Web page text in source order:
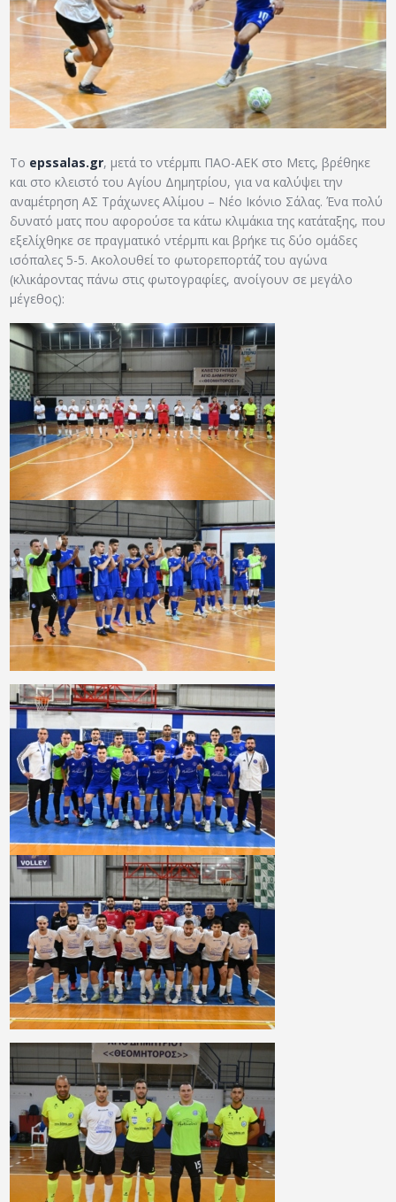
ΑΡΧΕΙΟ
ΕΠΙΚΟΙΝΩΝΙΑ
Το epssalas.gr, μετά το ντέρμπι ΠΑΟ-ΑΕΚ στο Μετς, βρέθηκε
και στο κλειστό του Αγίου Δημητρίου, για να καλύψει την
αναμέτρηση ΑΣ Τράχωνες Αλίμου – Νέο Ικόνιο Σάλας. Ένα πολύ
δυνατό ματς που αφορούσε τα κάτω κλιμάκια της κατάταξης, που
εξελίχθηκε σε πραγματικό ντέρμπι και βρήκε τις δύο ομάδες
ισόπαλες 5-5. Ακολουθεί το φωτορεπορτάζ του αγώνα
(κλικάροντας πάνω στις φωτογραφίες, ανοίγουν σε μεγάλο
μέγεθος):